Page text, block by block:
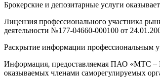
Брокерские и депозитарные услуги
Лицензия профессионального участника
деятельности №177-04660-000100 от
Раскрытие информации профессиональным
Информация, предоставляемая ПАО «МТС –
оказываемых членами саморегулируемых